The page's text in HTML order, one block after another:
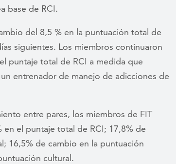
base de RCI.
del 8,5 % en la puntuación total de
siguientes. Los miembros continuaron
puntaje total de RCI a medida que
entrenador de manejo de adicciones de
entre pares, los miembros de FIT
el puntaje total de RCI; 17,8% de
16,5% de cambio en la puntuación
cultural.